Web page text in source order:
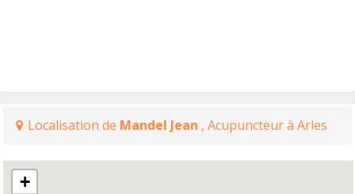
Localisation de Mandel Jean , Acupuncteur à Arles
+